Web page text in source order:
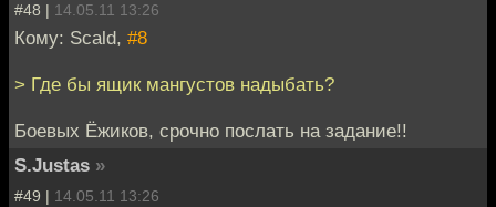
#48 | 14.05.11 13:26
Кому: Scald, #8
> Где бы ящик мангустов надыбать?
Боевых Ёжиков, срочно послать на задание!!
S.Justas »
#49 | 14.05.11 13:26